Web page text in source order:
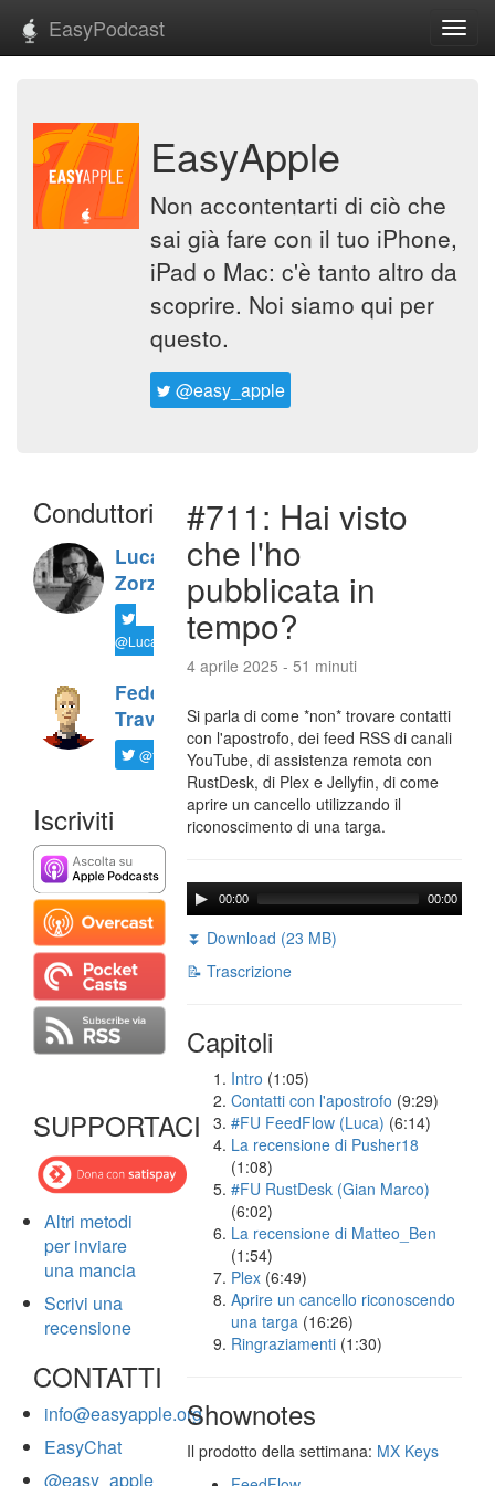
EasyPodcast
EasyApple
Non accontentarti di ciò che
sai già fare con il tuo iPhone,
iPad o Mac: c'è tanto altro da
scoprire. Noi siamo qui per
questo.
@easy_apple
Conduttori
Luca
Zorzi
@LucaTNT
Federico
Travaini
@ftrava
Iscriviti
SUPPORTACI
Altri metodi
per inviare
una mancia
Scrivi una
recensione
CONTATTI
info@easyapple.org
EasyChat
@easy_apple
#711: Hai visto
che l'ho
pubblicata in
tempo?
4 aprile 2025 - 51 minuti
Si parla di come *non* trovare contatti
con l'apostrofo, dei feed RSS di canali
YouTube, di assistenza remota con
RustDesk, di Plex e Jellyfin, di come
aprire un cancello utilizzando il
riconoscimento di una targa.
00:00 00:00
⏬ Download (23 MB)
📝 Trascrizione
Capitoli
Intro (1:05)
Contatti con l'apostrofo (9:29)
#FU FeedFlow (Luca) (6:14)
La recensione di Pusher18
(1:08)
#FU RustDesk (Gian Marco)
(6:02)
La recensione di Matteo_Ben
(1:54)
Plex (6:49)
Aprire un cancello riconoscendo
una targa (16:26)
Ringraziamenti (1:30)
Shownotes
Il prodotto della settimana: MX Keys